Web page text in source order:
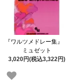
『ワルツメドレー集』
ミュゼット
3,020円(税込3,322円)